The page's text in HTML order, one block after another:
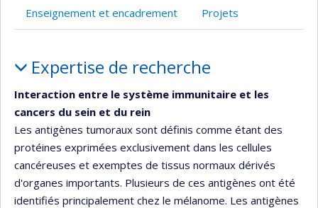
l’unité
de
Enseignement et encadrement Projets
Expertise de recherche
Interaction entre le système immunitaire et les
cancers du sein et du rein
Les antigènes tumoraux sont définis comme étant des
protéines exprimées exclusivement dans les cellules
cancéreuses et exemptes de tissus normaux dérivés
d'organes importants. Plusieurs de ces antigènes ont été
identifiés principalement chez le mélanome. Les antigènes